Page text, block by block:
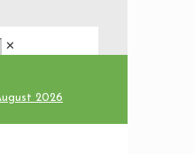
✕
2026